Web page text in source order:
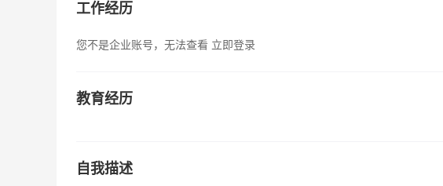
工作经历
您不是企业账号，无法查看 立即登录
教育经历
自我描述